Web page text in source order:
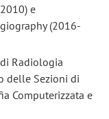
e
(2016-
Radiologia
delle Sezioni di
Computerizzata e